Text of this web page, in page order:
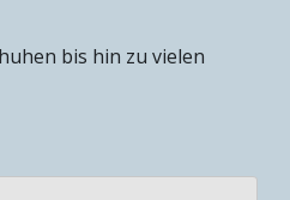
bis hin zu vielen